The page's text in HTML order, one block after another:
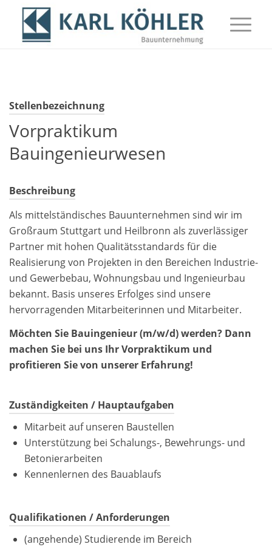
Stellenbezeichnung
Vorpraktikum
Bauingenieurwesen
Beschreibung
Als mittelständisches Bauunternehmen sind wir im
Großraum Stuttgart und Heilbronn als zuverlässiger
Partner mit hohen Qualitätsstandards für die
Realisierung von Projekten in den Bereichen Industrie-
und Gewerbebau, Wohnungsbau und Ingenieurbau
bekannt. Basis unseres Erfolges sind unsere
hervorragenden Mitarbeiterinnen und Mitarbeiter.
Möchten Sie Bauingenieur (m/w/d) werden? Dann
machen Sie bei uns Ihr Vorpraktikum und
profitieren Sie von unserer Erfahrung!
Zuständigkeiten / Hauptaufgaben
Mitarbeit auf unseren Baustellen
Unterstützung bei Schalungs-, Bewehrungs- und
Betonierarbeiten
Kennenlernen des Bauablaufs
Qualifikationen / Anforderungen
(angehende) Studierende im Bereich